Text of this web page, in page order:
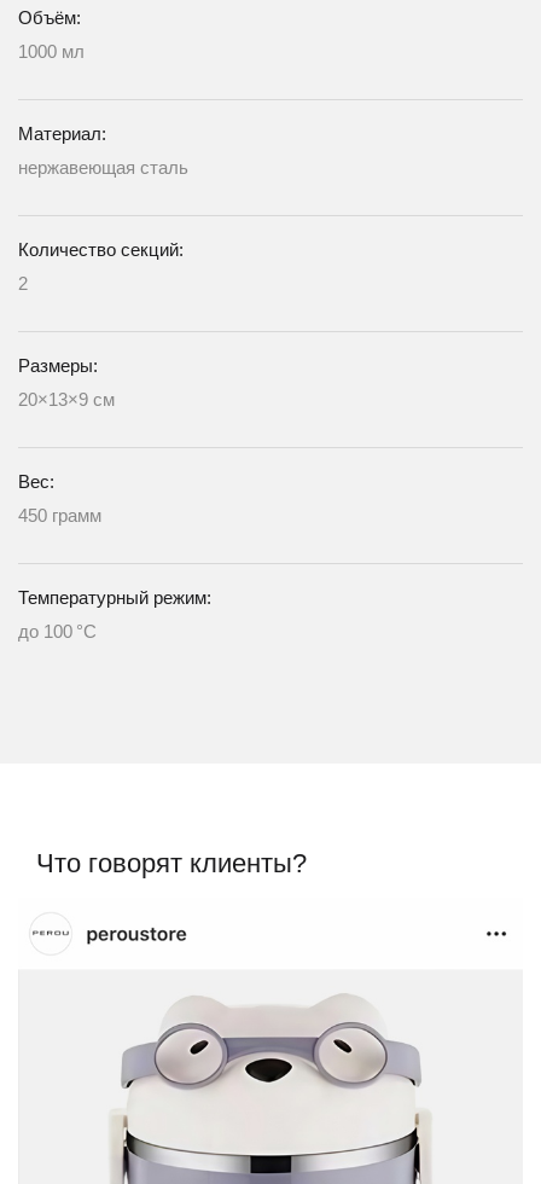
Объём:
1000 мл
Материал:
нержавеющая сталь
Количество секций:
2
Размеры:
20×13×9 см
Вес:
450 грамм
Температурный режим:
до 100 °C
Что говорят клиенты?